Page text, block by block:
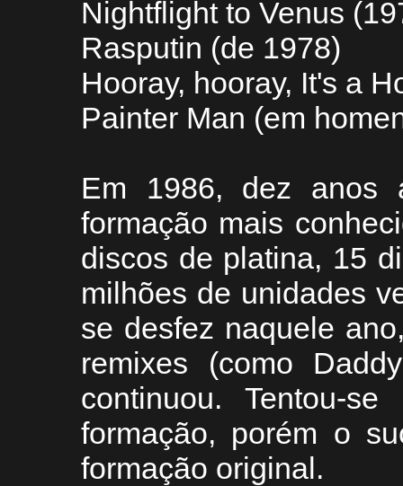
Nightflight to Venus
Rasputin (de 1978)
Hooray, hooray, It's a
Painter Man (em
Em 1986, dez anos
formação mais
discos de platina, 15
milhões de unidades
se desfez naquele
remixes (como
continuou. Tentou-
formação, porém o
formação original.